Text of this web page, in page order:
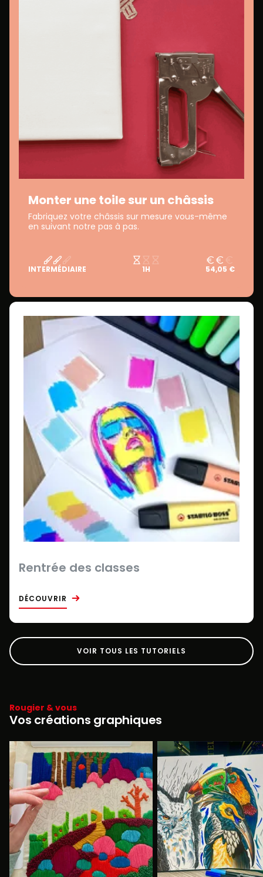
Monter une toile sur un châssis
Fabriquez votre châssis sur mesure vous-même
en suivant notre pas à pas.
INTERMÉDIAIRE 1H 54,05 €
Rentrée des classes
DÉCOUVRIR
VOIR TOUS LES TUTORIELS
Rougier & vous
Vos créations graphiques